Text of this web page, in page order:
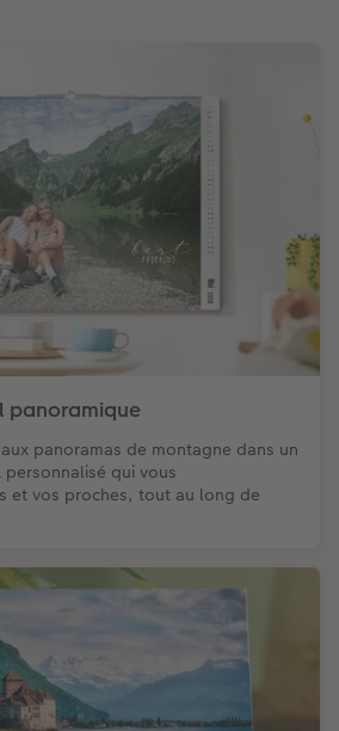
panoramique
panoramas de montagne dans un
personnalisé qui vous
et vos proches, tout au long de